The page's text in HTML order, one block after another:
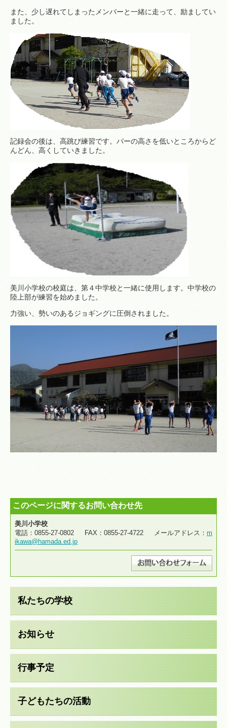
また、少し遅れてしまったメンバーと一緒に走って、励ましてい
ました。
記録会の後は、高跳び練習です。バーの高さを低いところからど
んどん、高くしていきました。
美川小学校の校庭は、第４中学校と一緒に使用します。中学校の
陸上部が練習を始めました。
力強い、勢いのあるジョギングに圧倒されました。
このページに関するお問い合わせ先
美川小学校
電話：0855-27-0802 FAX：0855-27-4722 メールアドレス： m
ikawa@hamada.ed.jp
私たちの学校
お知らせ
行事予定
子どもたちの活動